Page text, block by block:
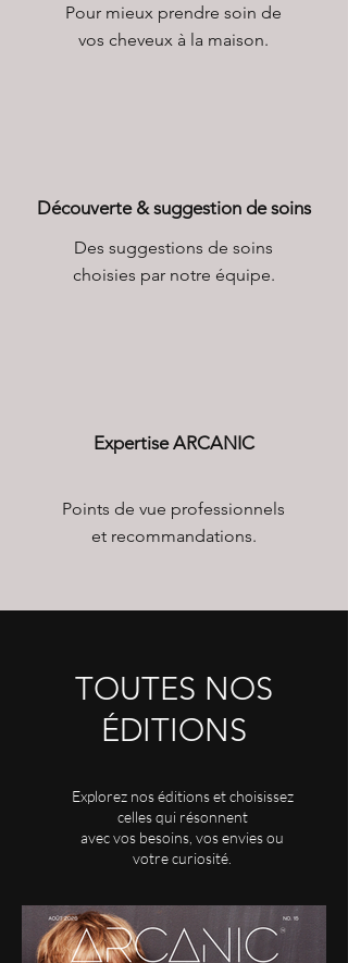
Pour mieux prendre soin de
vos cheveux à la maison.
Découverte & suggestion de soins
Des suggestions de soins
choisies par notre équipe.
Expertise ARCANIC
Points de vue professionnels
et recommandations.
TOUTES NOS
ÉDITIONS
Explorez nos éditions et choisissez
celles qui résonnent
avec vos besoins, vos envies ou
votre curiosité.